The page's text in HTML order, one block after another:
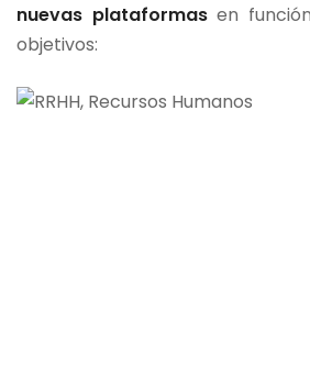
nuevas plataformasen
objetivos: